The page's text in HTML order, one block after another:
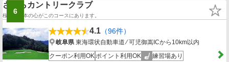
6
さくらカントリークラブ
桜咲く日本の心がこのコースにあります。
4.1 （96件）
岐阜県東海環状自動車道 ⁄ 可児御嵩ICから10km以内
クーポン利用OKポイント利用OK 練習場あり